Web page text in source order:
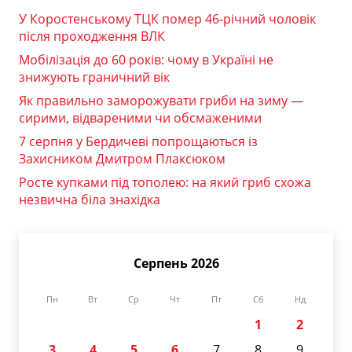
У Коростенському ТЦК помер 46-річний чоловік
після проходження ВЛК
Мобілізація до 60 років: чому в Україні не
знижують граничний вік
Як правильно заморожувати гриби на зиму —
сирими, відвареними чи обсмаженими
7 серпня у Бердичеві попрощаються із
Захисником Дмитром Плаксюком
Росте купками під тополею: на який гриб схожа
незвична біла знахідка
Серпень 2026
Пн Вт Ср Чт Пт Сб Нд
1
2